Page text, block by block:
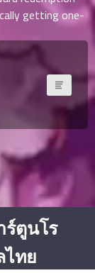
getting one-
ร์ตูนโร
ทย